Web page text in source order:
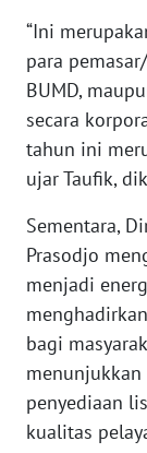
“Ini
para
BUMD,
secara
tahun ini
ujar Taufik,
Sementara,
Prasodjo
menjadi
bagi
menunjukkan
penyediaan
kualitas
JAMBI
WN
SULTRA
NTB
WN
SULTENG
WN
SULBAR